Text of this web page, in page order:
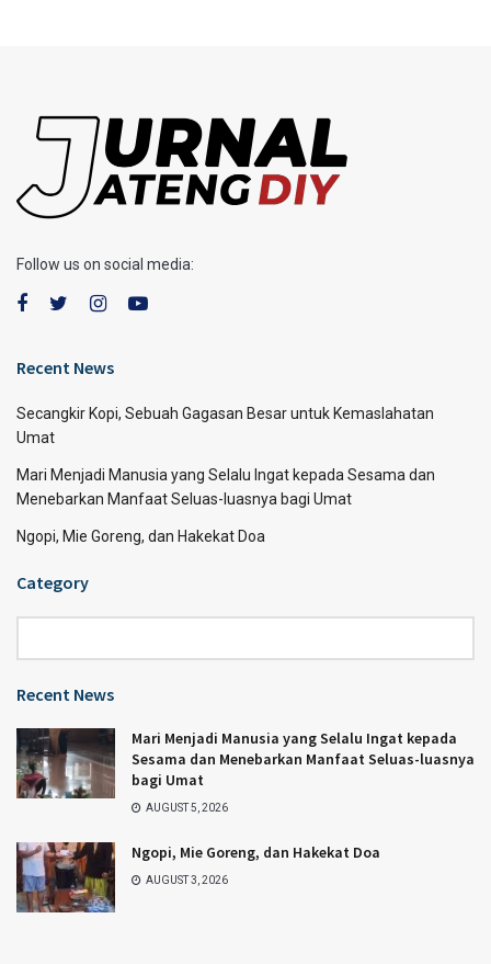
Follow us on social media:
Recent News
Secangkir Kopi, Sebuah Gagasan Besar untuk Kemaslahatan
Umat
Mari Menjadi Manusia yang Selalu Ingat kepada Sesama dan
Menebarkan Manfaat Seluas-luasnya bagi Umat
Ngopi, Mie Goreng, dan Hakekat Doa
Category
Recent News
Mari Menjadi Manusia yang Selalu Ingat kepada
Sesama dan Menebarkan Manfaat Seluas-luasnya
bagi Umat
AUGUST 5, 2026
Ngopi, Mie Goreng, dan Hakekat Doa
AUGUST 3, 2026